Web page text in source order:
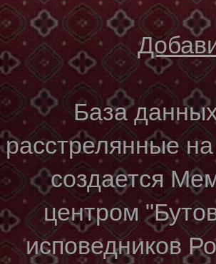
База
расстрелянные
создается
центром
исповедников